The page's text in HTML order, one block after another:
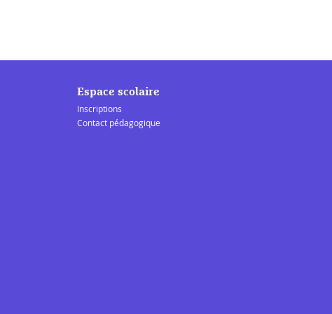
Espace scolaire
Inscriptions
Contact pédagogique